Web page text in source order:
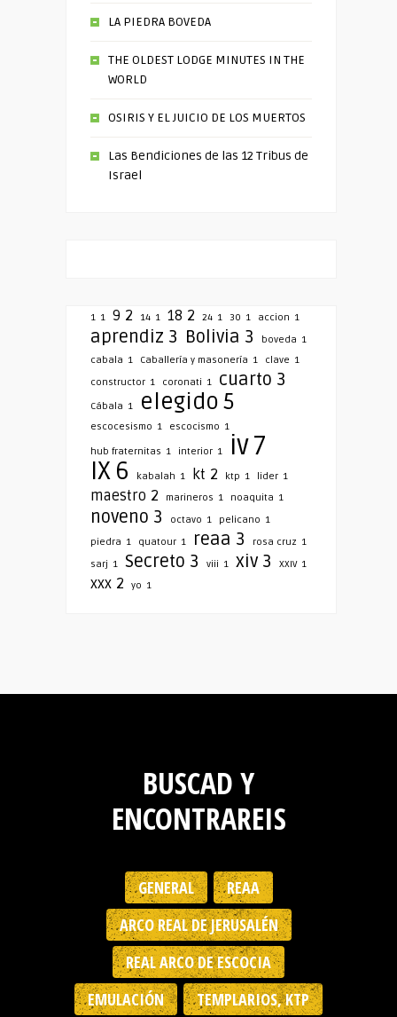
LA PIEDRA BOVEDA
THE OLDEST LODGE MINUTES IN THE
WORLD
OSIRIS Y EL JUICIO DE LOS MUERTOS
Las Bendiciones de las 12 Tribus de
Israel
1 1 9 2 14 1 18 2 24 1 30 1 accion 1
aprendiz 3 Bolivia 3 boveda 1
cabala 1 Caballería y masonería 1 clave 1
constructor 1 coronati 1 cuarto 3
Cábala 1 elegido5
escocesismo 1 escocismo 1
hub fraternitas 1 interior 1 iv7
IX 6 kabalah 1 kt 2 ktp 1 lider 1
maestro 2 marineros 1 noaquita 1
noveno 3 octavo 1 pelicano 1
piedra 1 quatour 1 reaa 3 rosa cruz 1
sarj 1 Secreto 3 viii 1 xiv 3 XXIV 1
xxx 2 yo 1
BUSCAD Y
ENCONTRAREIS
GENERAL
REAA
ARCO REAL DE JERUSALÉN
REAL ARCO DE ESCOCIA
EMULACIÓN
TEMPLARIOS, KTP